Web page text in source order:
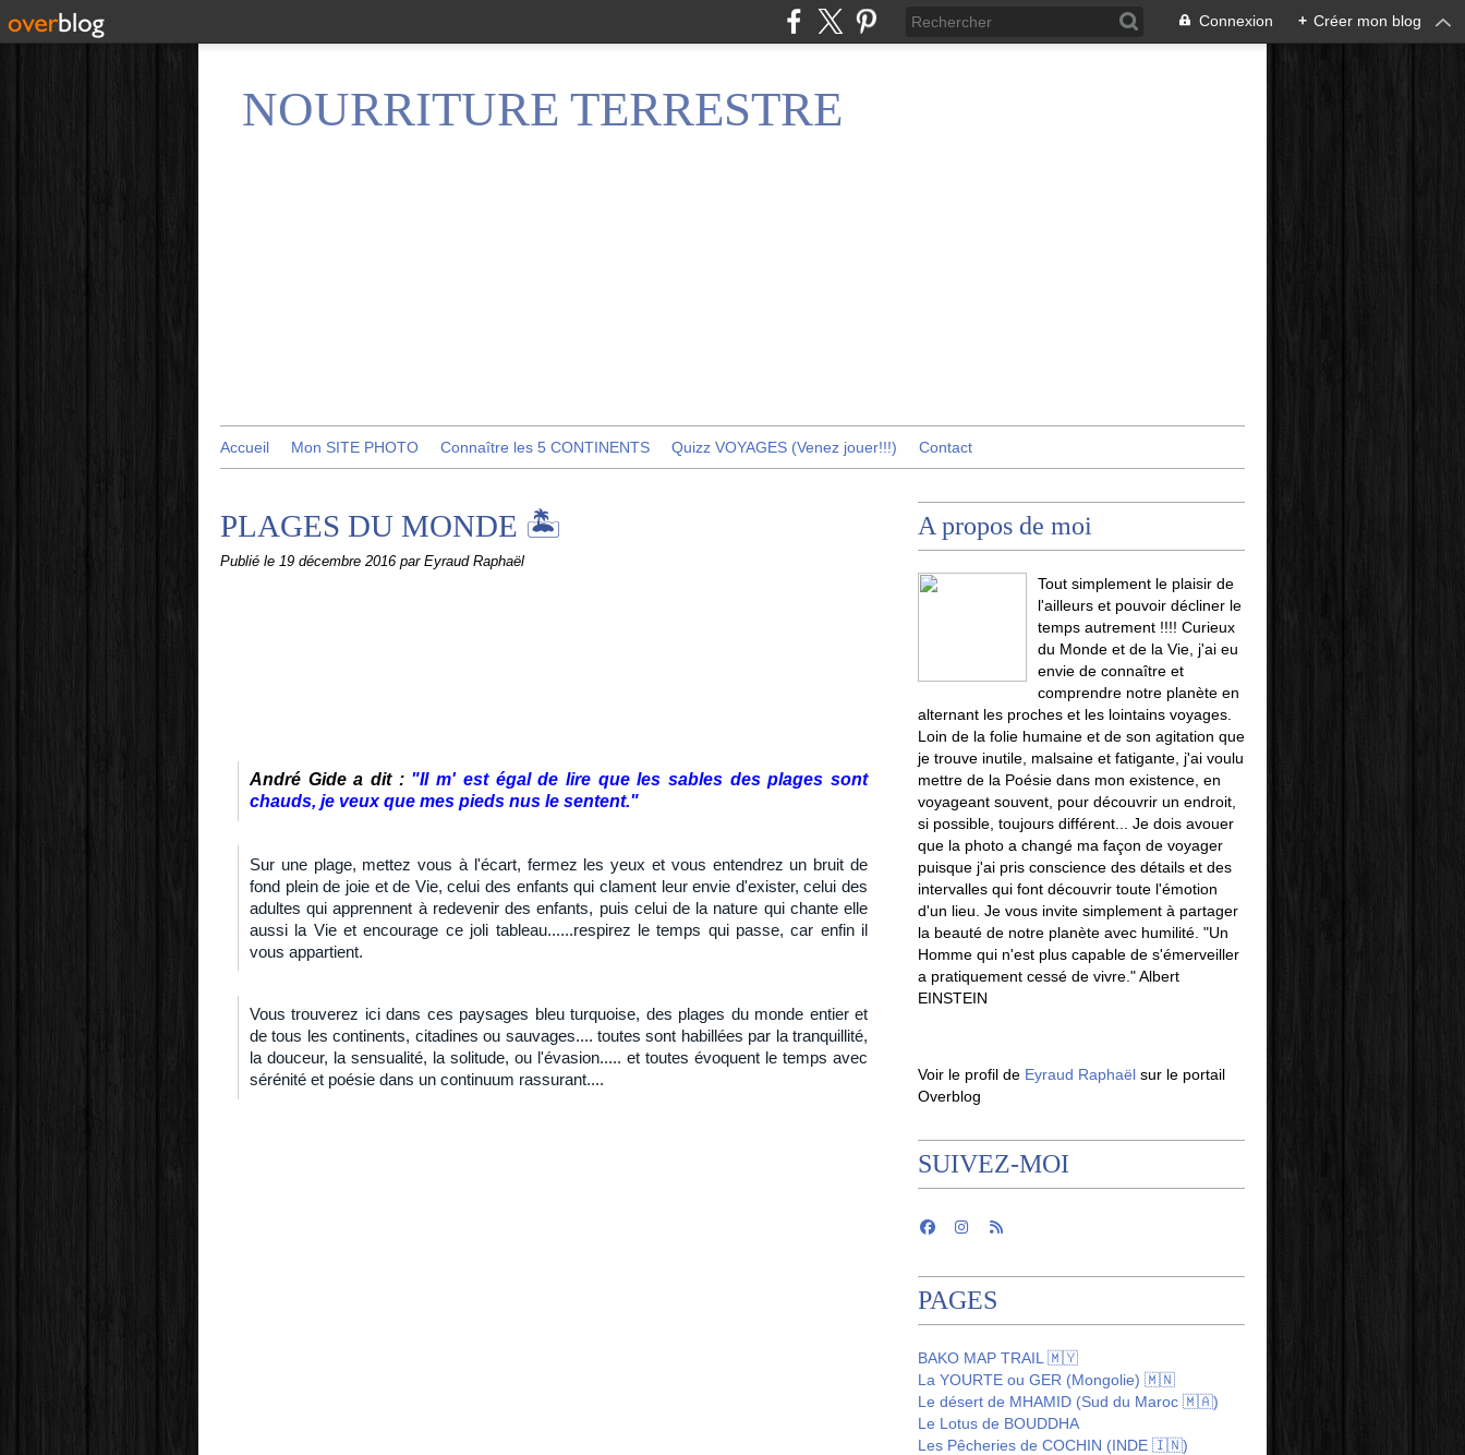
Connexion + Créer mon blog
NOURRITURE TERRESTRE
Accueil Mon SITE PHOTO Connaître les 5 CONTINENTS Quizz VOYAGES (Venez jouer!!!) Contact
PLAGES DU MONDE 🏝
Publié le 19 décembre 2016 par Eyraud Raphaël
André Gide a dit :"Il m' est égal de lire que les sables des plages sont
chauds, je veux que mes pieds nus le sentent."
Sur une plage, mettez vous à l'écart, fermez les yeux et vous entendrez un bruit de
fond plein de joie et de Vie, celui des enfants qui clament leur envie d'exister, celui des
adultes qui apprennent à redevenir des enfants, puis celui de la nature qui chante elle
aussi la Vie et encourage ce joli tableau......respirez le temps qui passe, car enfin il
vous appartient.
Vous trouverez ici dans ces paysages bleu turquoise, des plages du monde entier et
de tous les continents, citadines ou sauvages.... toutes sont habillées par la tranquillité,
la douceur, la sensualité, la solitude, ou l'évasion..... et toutes évoquent le temps avec
sérénité et poésie dans un continuum rassurant....
A propos de moi
Tout simplement le plaisir de
l'ailleurs et pouvoir décliner le
temps autrement !!!! Curieux
du Monde et de la Vie, j'ai eu
envie de connaître et
comprendre notre planète en
alternant les proches et les lointains voyages.
Loin de la folie humaine et de son agitation que
je trouve inutile, malsaine et fatigante, j'ai voulu
mettre de la Poésie dans mon existence, en
voyageant souvent, pour découvrir un endroit,
si possible, toujours différent... Je dois avouer
que la photo a changé ma façon de voyager
puisque j'ai pris conscience des détails et des
intervalles qui font découvrir toute l'émotion
d'un lieu. Je vous invite simplement à partager
la beauté de notre planète avec humilité. "Un
Homme qui n'est plus capable de s'émerveiller
a pratiquement cessé de vivre." Albert
EINSTEIN
Voir le profil de Eyraud Raphaël sur le portail
Overblog
SUIVEZ-MOI
PAGES
BAKO MAP TRAIL 🇲🇾
La YOURTE ou GER (Mongolie) 🇲🇳
Le désert de MHAMID (Sud du Maroc 🇲🇦)
Le Lotus de BOUDDHA
Les Pêcheries de COCHIN (INDE 🇮🇳)